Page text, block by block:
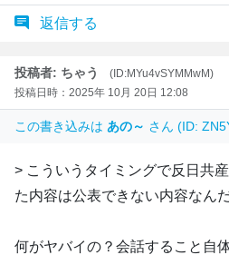
返信する
投稿者: ちゃう
(ID:MYu4vSYMMwM)
投稿日時：2025年 10月 20日 12:08
この書き込みは あの～ さん (ID:
> こういうタイミングで反日共
た内容は公表できない内容なん
何がヤバイの？会話すること自